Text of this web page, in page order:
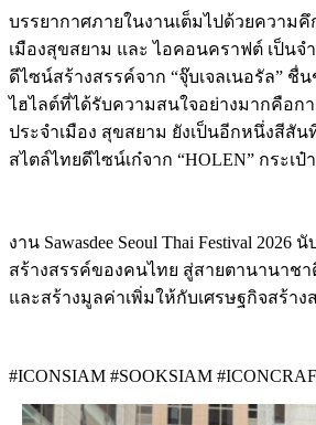
บรรยากาศภายในงานเต็มไปด้วยความ
เมืองสุขสยาม และ ไอคอนคราฟต์ เป็น
ดีไซน์สร้างสรรค์จาก “จุ๊บเจลเนอรัล”
ไฮไลต์ที่ได้รับความสนใจอย่างมากคือก
ประจำเมือง สุขสยาม ยังเป็นอีกหนึ่งสีสั
สไตล์ไทยดีไซน์เก๋จาก “HOLEN” กระเ
งาน Sawasdee Seoul Thai Festival
สร้างสรรค์ของคนไทย สู่สายตานานาช
และสร้างมูลค่าเพิ่มให้กับเศรษฐกิจสร้าง
#ICONSIAM #SOOKSIAM